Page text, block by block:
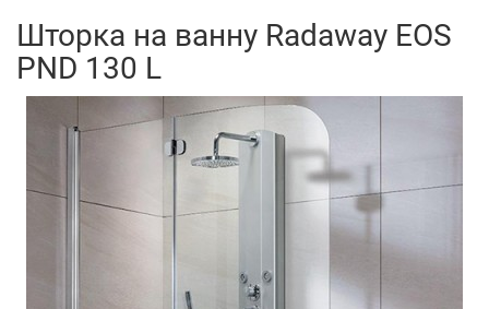
Шторка на ванну Radaway EOS
PND 130 L